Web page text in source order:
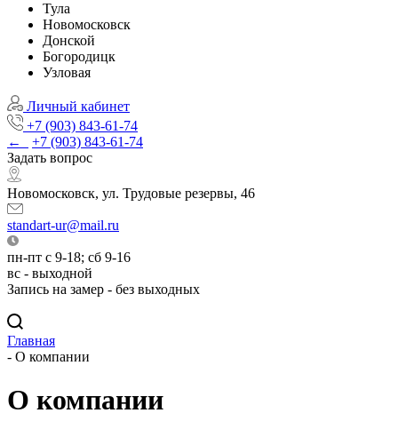
Тула
Новомосковск
Донской
Богородицк
Узловая
Личный кабинет
+7 (903) 843-61-74
←
+7 (903) 843-61-74
Задать вопрос
Новомосковск, ул. Трудовые резервы, 46
standart-ur@mail.ru
пн-пт с 9-18; сб 9-16
вс - выходной
Запись на замер - без выходных
Главная
- О компании
О компании